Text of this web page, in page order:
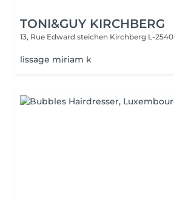
TONI&GUY KIRCHBERG
13, Rue Edward steichen Kirchberg L-2540
lissage miriam k